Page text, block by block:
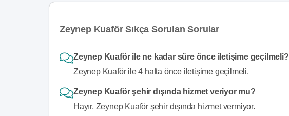
Zeynep Kuaför Sıkça Sorulan Sorular
Zeynep Kuaför ile ne kadar süre önce iletişime geçilmeli?
Zeynep Kuaför ile 4 hafta önce iletişime geçilmeli.
Zeynep Kuaför şehir dışında hizmet veriyor mu?
Hayır, Zeynep Kuaför şehir dışında hizmet vermiyor.